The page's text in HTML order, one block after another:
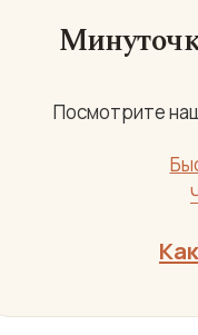
Посмотрите